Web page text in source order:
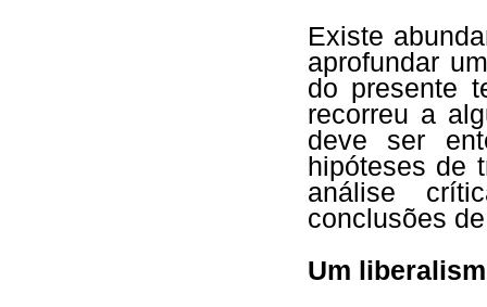
Existe
aprofundar
do presente
recorreu a
deve ser
hipóteses de
análise
conclusões
Um